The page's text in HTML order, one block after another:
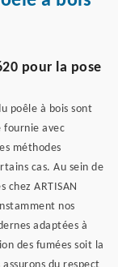
pour la pose
poêle à bois sont
fournie avec
méthodes
cas. Au sein de
chez ARTISAN
nos
adaptées à
des fumées soit la